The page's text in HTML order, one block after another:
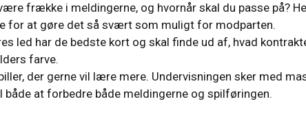
frække i meldingerne, og hvornår skal du passe på?
for at gøre det så svært som muligt for modparten.
led har de bedste kort og skal finde ud af, hvad
farve.
der gerne vil lære mere. Undervisningen sker med
at forbedre både meldingerne og spilføringen.